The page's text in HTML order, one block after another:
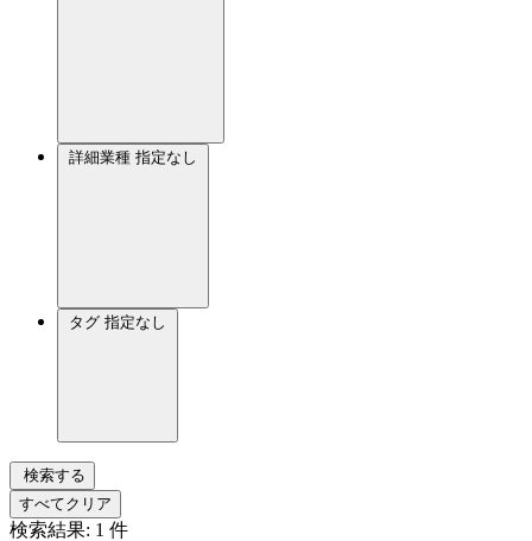
詳細業種 指定なし
タグ 指定なし
検索する
すべてクリア
検索結果: 1 件